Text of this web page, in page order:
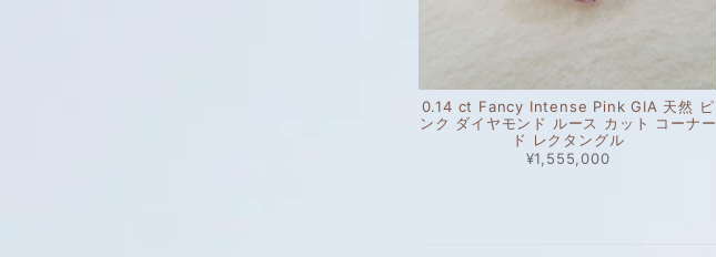
0.14 ct Fancy Intense Pink GIA 天然 ピ
ンク ダイヤモンド ルース カット コーナー
ド レクタングル
¥1,555,000